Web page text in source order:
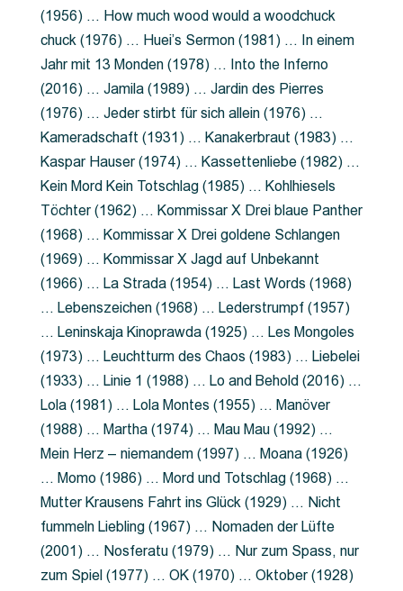
(1956) … How much wood would a woodchuck
chuck (1976) … Huei’s Sermon (1981) … In einem
Jahr mit 13 Monden (1978) … Into the Inferno
(2016) … Jamila (1989) … Jardin des Pierres
(1976) … Jeder stirbt für sich allein (1976) …
Kameradschaft (1931) … Kanakerbraut (1983) …
Kaspar Hauser (1974) … Kassettenliebe (1982) …
Kein Mord Kein Totschlag (1985) … Kohlhiesels
Töchter (1962) … Kommissar X Drei blaue Panther
(1968) … Kommissar X Drei goldene Schlangen
(1969) … Kommissar X Jagd auf Unbekannt
(1966) … La Strada (1954) … Last Words (1968)
… Lebenszeichen (1968) … Lederstrumpf (1957)
… Leninskaja Kinoprawda (1925) … Les Mongoles
(1973) … Leuchtturm des Chaos (1983) … Liebelei
(1933) … Linie 1 (1988) … Lo and Behold (2016) …
Lola (1981) … Lola Montes (1955) … Manöver
(1988) … Martha (1974) … Mau Mau (1992) …
Mein Herz – niemandem (1997) … Moana (1926)
… Momo (1986) … Mord und Totschlag (1968) …
Mutter Krausens Fahrt ins Glück (1929) … Nicht
fummeln Liebling (1967) … Nomaden der Lüfte
(2001) … Nosferatu (1979) … Nur zum Spass, nur
zum Spiel (1977) … OK (1970) … Oktober (1928)